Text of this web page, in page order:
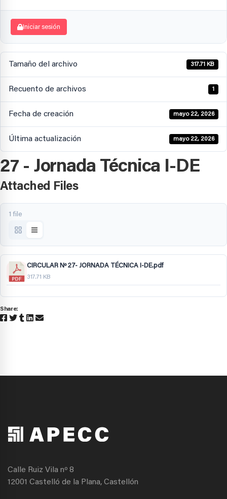
Iniciar sesión
Tamaño del archivo 317.71 KB
Recuento de archivos 1
Fecha de creación mayo 22, 2026
Última actualización mayo 22, 2026
27 - Jornada Técnica I-DE
Attached Files
1 file
CIRCULAR Nº 27- JORNADA TÉCNICA I-DE.pdf
317.71 KB
Share:
Calle Ruiz Vila nº 8
12001 Castelló de la Plana, Castellón